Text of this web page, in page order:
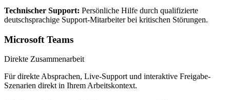
Technischer Support: Persönliche Hilfe durch qualifizierte
deutschsprachige Support-Mitarbeiter bei kritischen Störungen.
Microsoft Teams
Direkte Zusammenarbeit
Für direkte Absprachen, Live-Support und interaktive Freigabe-
Szenarien direkt in Ihrem Arbeitskontext.